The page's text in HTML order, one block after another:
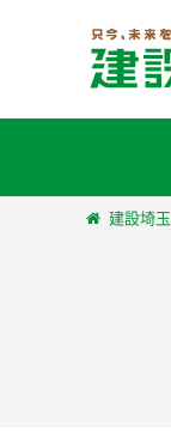
建設埼玉